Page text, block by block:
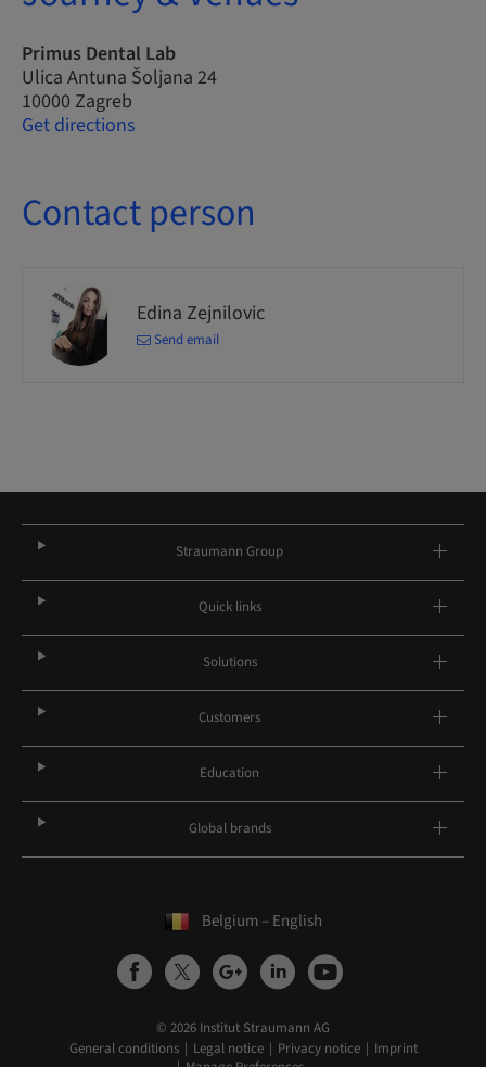
Primus Dental Lab
Ulica Antuna Šoljana 24
10000 Zagreb
Get directions
Contact person
Edina Zejnilovic
Send email
Straumann Group
Quick links
Solutions
Customers
Education
Global brands
Belgium – English
© 2026 Institut Straumann AG
General conditions
Legal notice Privacy notice
Imprint